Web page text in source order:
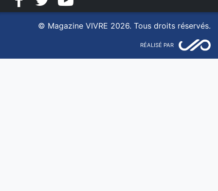
FacebookTwitterYouTube
© Magazine VIVRE 2026. Tous droits réservés.
RÉALISÉ PAR